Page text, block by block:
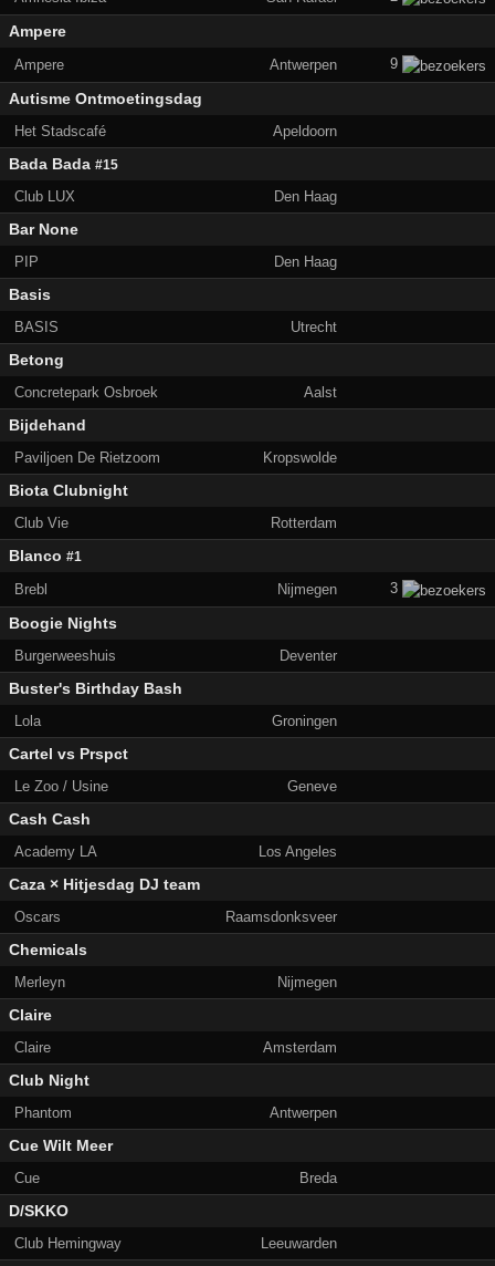
Ampere
Ampere Antwerpen 9
Autisme Ontmoetingsdag
Het Stadscafé Apeldoorn
Bada Bada#15
Club LUX Den Haag
Bar None
PIP Den Haag
Basis
BASIS Utrecht
Betong
Concretepark Osbroek Aalst
Bijdehand
Paviljoen De Rietzoom Kropswolde
Biota Clubnight
Club Vie Rotterdam
Blanco#1
Brebl Nijmegen 3
Boogie Nights
Burgerweeshuis Deventer
Buster's Birthday Bash
Lola Groningen
Cartel vs Prspct
Le Zoo / Usine Geneve
Cash Cash
Academy LA Los Angeles
Caza × Hitjesdag DJ team
Oscars Raamsdonksveer
Chemicals
Merleyn Nijmegen
Claire
Claire Amsterdam
Club Night
Phantom Antwerpen
Cue Wilt Meer
Cue Breda
D/SKKO
Club Hemingway Leeuwarden